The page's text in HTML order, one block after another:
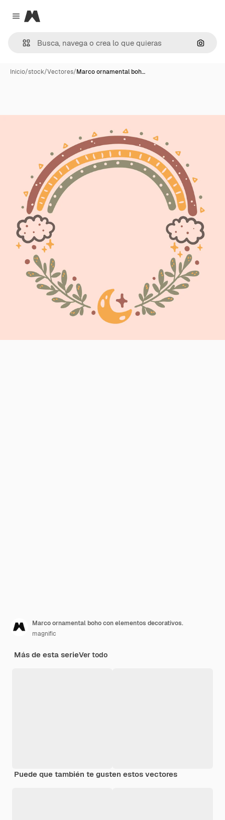
Close menu
Magnific
Inicio/stock/Vectores/Marco ornamental boh…
Marco ornamental boho con elementos decorativos.
magnific
Más de esta serieVer todo
Puede que también te gusten estos vectores